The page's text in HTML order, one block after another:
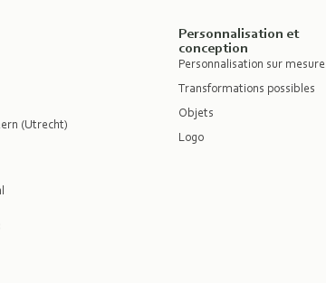
(Utrecht)
Personnalisation et
conception
Personnalisation sur mesure
Transformations possibles
Objets
Logo